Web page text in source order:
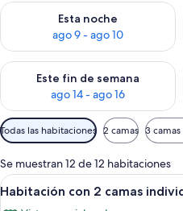
Esta noche
ago 9 - ago 10
Consulta la disponibilidad para
Este fin de semana
ago 14 - ago 16
Consulta la disponibilidad para
Filtros
disponibles
para
las
habitaciones
Todas las habitaciones 2 camas 3
Se muestran 12 de 12 habitaciones
Abrir
todas
7
Habitación con 2 camas